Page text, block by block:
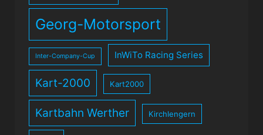
Georg-Motorsport
Inter-Company-Cup InWiTo Racing Series
Kart-2000 Kart2000
Kartbahn Werther Kirchlengern